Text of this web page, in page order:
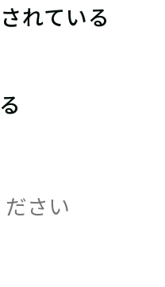
れている